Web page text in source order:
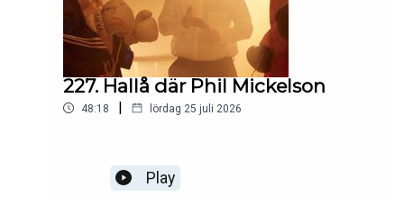
227. Hallå där Phil Mickelson
48:18 | lördag 25 juli 2026
Play